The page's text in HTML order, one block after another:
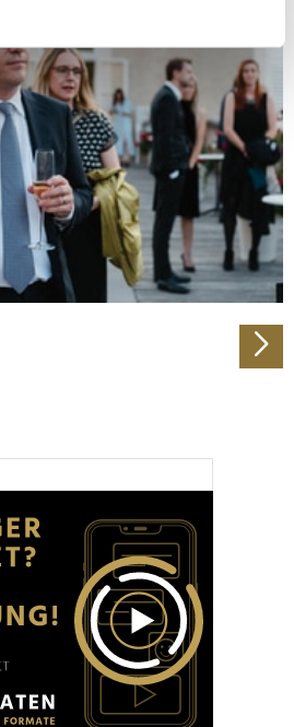
(Fingerprinting) identifizieren
wie Ihre persönlichen Daten
legen Sie Ihre Präferenzen im
fest.
um Inhalte und Anzeigen zu
für soziale Medien anbieten
auf unsere Website zu
geben wir Informationen zu Ihrer
an unsere Partner für
und Analysen weiter. Unsere
möglicherweise mit